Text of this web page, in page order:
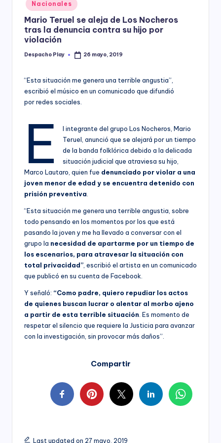
y
in
Nacionales
Mario Teruel se aleja de Los Nocheros
tras la denuncia contra su hijo por
violación
Posted
Despacho Play 26 mayo, 2019
“Esta situación me genera una terrible angustia”,
escribió el músico en un comunicado que difundió
por redes sociales.
E
l integrante del grupo Los Nocheros, Mario
Teruel, anunció que se alejará por un tiempo
de la banda folklórica debido a la delicada
situación judicial que atraviesa su hijo,
Marco Lautaro, quien fue denunciado por violar a una
joven menor de edad y se encuentra detenido con
prisión preventiva
“Esta situación me genera una terrible angustia, sobre
todo pensando en los momentos por los que está
pasando la joven y me ha llevado a conversar con el
grupo la necesidad de apartarme por un tiempo de
los escenarios, para atravesar la situación con
total privacidad” , escribió el artista en un comunicado
que publicó en su cuenta de Facebook.
Y señaló: “Como padre, quiero repudiar los actos
de quienes buscan lucrar o alentar al morbo ajeno
a partir de esta terrible situación . Es momento de
respetar el silencio que requiere la Justicia para avanzar
con la investigación, sin provocar más daños”.
Compartir
Last updated on 27 mayo, 2019